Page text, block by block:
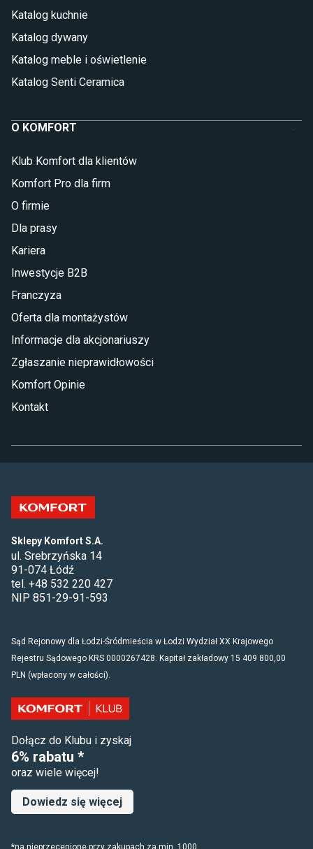
Katalog kuchnie
Katalog dywany
Katalog meble i oświetlenie
Katalog Senti Ceramica
O KOMFORT
Klub Komfort dla klientów
Komfort Pro dla firm
O firmie
Dla prasy
Kariera
Inwestycje B2B
Franczyza
Oferta dla montażystów
Informacje dla akcjonariuszy
Zgłaszanie nieprawidłowości
Komfort Opinie
Kontakt
Sklepy Komfort S.A.
ul. Srebrzyńska 14
91-074 Łódź
tel. +48 532 220 427
NIP 851-29-91-593
Sąd Rejonowy dla Łodzi-Śródmieścia w Łodzi Wydział XX Krajowego
Rejestru Sądowego KRS 0000267428. Kapitał zakładowy 15 409 800,00
PLN (wpłacony w całości).
Dołącz do Klubu i zyskaj
6% rabatu *
oraz wiele więcej!
Dowiedz się więcej
*na nieprzecenione przy zakupach za min. 1000